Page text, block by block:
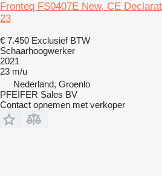
Fronteq FS0407E New, CE
23
€ 7.450 Exclusief BTW
Schaarhoogwerker
2021
23 m/u
Nederland, Groenlo
PFEIFER Sales BV
Contact opnemen met verkoper